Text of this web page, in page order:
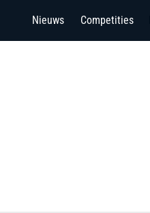
Nieuws Competities